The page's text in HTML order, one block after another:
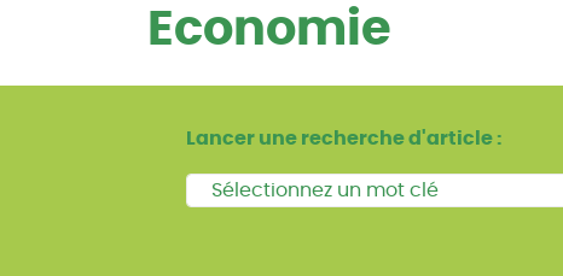
Economie
Lancer une recherche d'article :